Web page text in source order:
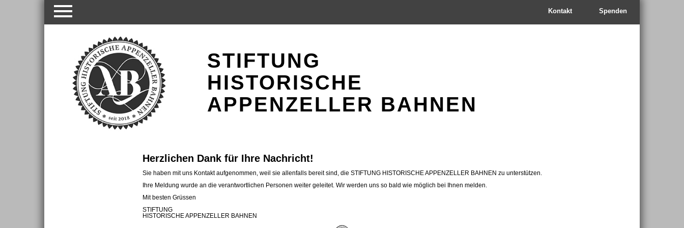
überspringen
Kontakt Spenden
STIFTUNG
HISTORISCHE
APPENZELLER BAHNEN
Herzlichen Dank für Ihre Nachricht!
Sie haben mit uns Kontakt aufgenommen, weil sie allenfalls bereit sind, die STIFTUNG HISTORISCHE APPENZELLER BAHNEN zu unterstützen.
Ihre Meldung wurde an die verantwortlichen Personen weiter geleitet. Wir werden uns so bald wie möglich bei Ihnen melden.
Mit besten Grüssen
STIFTUNG
HISTORISCHE APPENZELLER BAHNEN